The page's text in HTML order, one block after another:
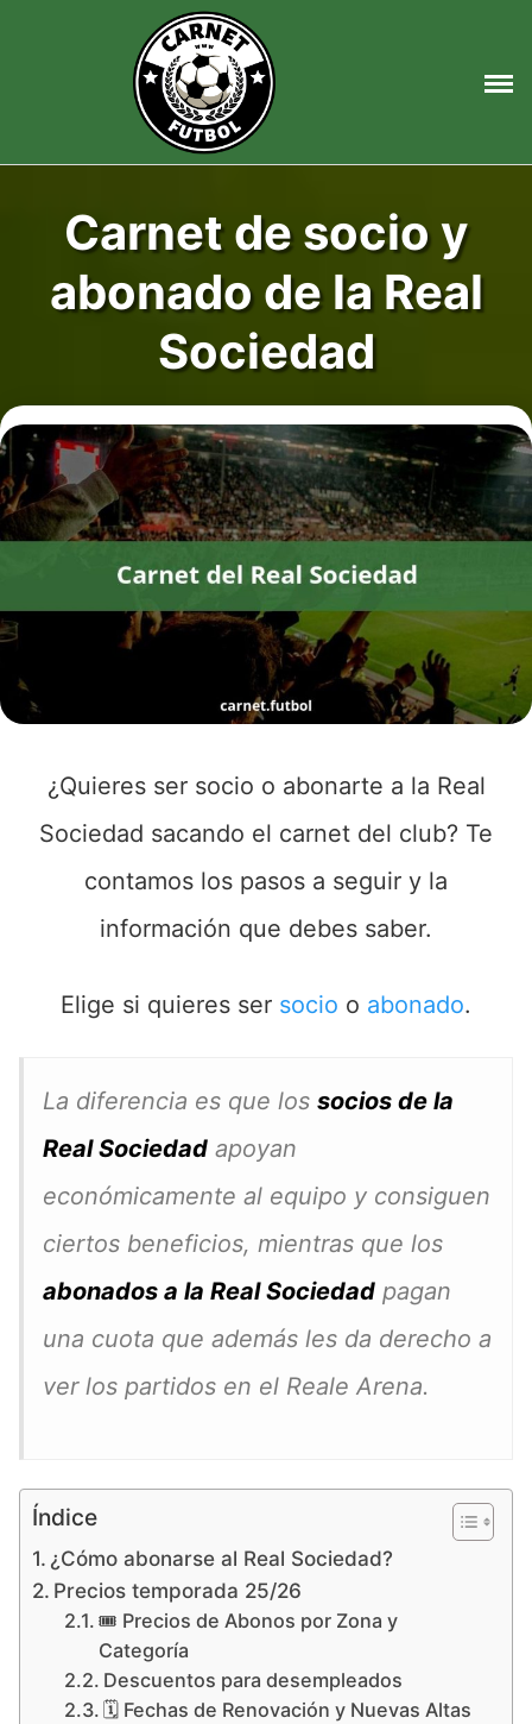
Carnet de socio y
abonado de la Real
Sociedad
¿Quieres ser socio o abonarte a la Real
Sociedad sacando el carnet del club? Te
contamos los pasos a seguir y la
información que debes saber.
Elige si quieres ser socio o abonado.
La diferencia es que los socios de la
Real Sociedad apoyan
económicamente al equipo y consiguen
ciertos beneficios, mientras que los
abonados a la Real Sociedad pagan
una cuota que además les da derecho a
ver los partidos en el Reale Arena.
Índice
¿Cómo abonarse al Real Sociedad?
Precios temporada 25/26
🎟️ Precios de Abonos por Zona y
Categoría
Descuentos para desempleados
🗓️ Fechas de Renovación y Nuevas Altas